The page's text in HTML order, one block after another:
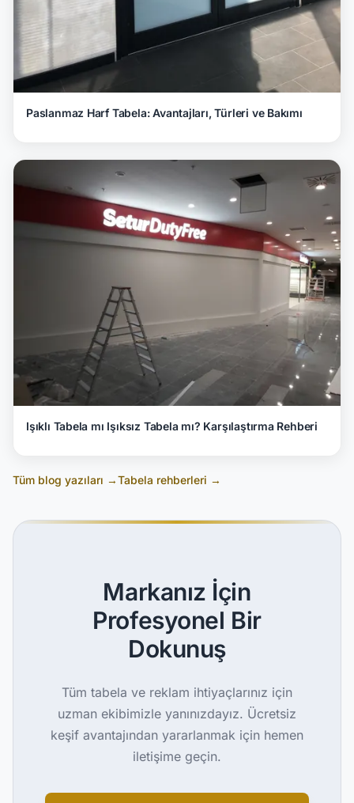
Paslanmaz Harf Tabela: Avantajları, Türleri ve Bakımı
Işıklı Tabela mı Işıksız Tabela mı? Karşılaştırma Rehberi
Tüm blog yazıları →Tabela rehberleri →
Markanız İçin
Profesyonel Bir
Dokunuş
Tüm tabela ve reklam ihtiyaçlarınız için
uzman ekibimizle yanınızdayız. Ücretsiz
keşif avantajından yararlanmak için hemen
iletişime geçin.